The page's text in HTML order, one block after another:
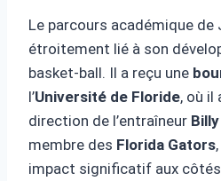
Le parcours académique
étroitement lié à son
basket-ball. Il a reçu une
l’Université de Floride, où il
direction de l’entraîneur
membre des Florida Gators
impact significatif aux